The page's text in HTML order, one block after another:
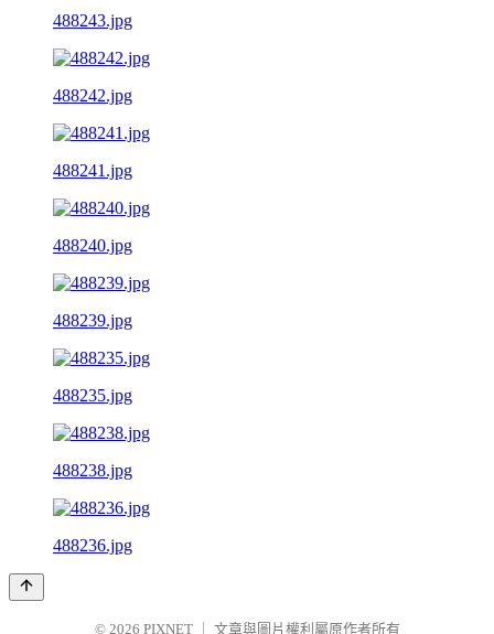
488243.jpg
488242.jpg
488241.jpg
488240.jpg
488239.jpg
488235.jpg
488238.jpg
488236.jpg
© 2026 PIXNET 文章與圖片權利屬原作者所有